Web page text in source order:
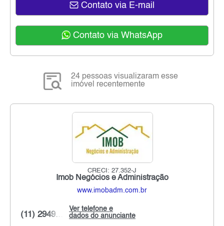
Contato via E-mail
Contato via WhatsApp
24 pessoas visualizaram esse
imóvel recentemente
CRECI: 27.352-J
Imob Negócios e Administração
www.imobadm.com.br
Ver telefone e
dados do anunciante
(11) 2949...